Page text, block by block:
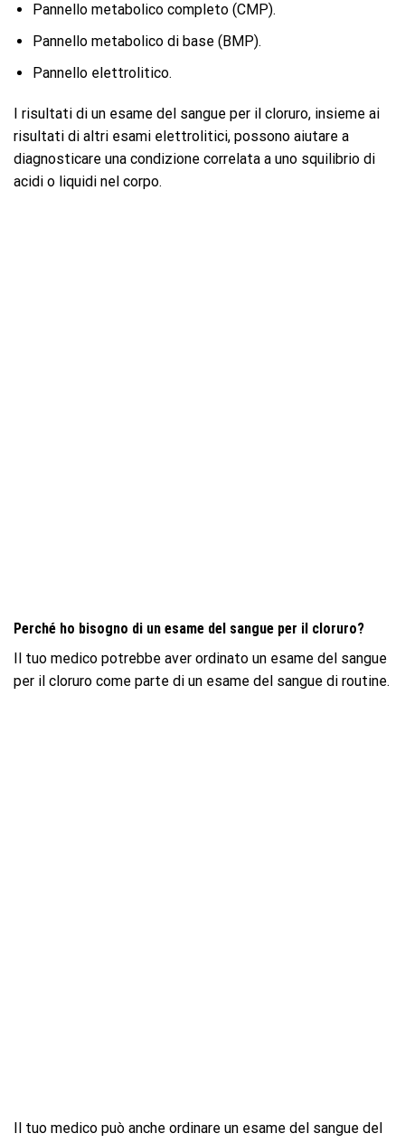
Pannello metabolico completo (CMP).
Pannello metabolico di base (BMP).
Pannello elettrolitico.
I risultati di un esame del sangue per il cloruro, insieme ai
risultati di altri esami elettrolitici, possono aiutare a
diagnosticare una condizione correlata a uno squilibrio di
acidi o liquidi nel corpo.
Perché ho bisogno di un esame del sangue per il cloruro?
Il tuo medico potrebbe aver ordinato un esame del sangue
per il cloruro come parte di un esame del sangue di routine.
Il tuo medico può anche ordinare un esame del sangue del